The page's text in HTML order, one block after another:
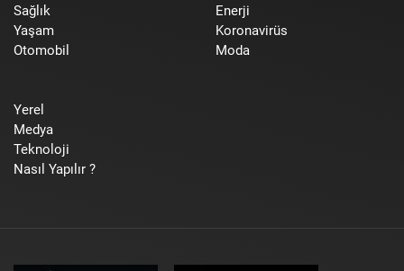
Sağlık
Yaşam
Otomobil
Enerji
Koronavirüs
Moda
Yerel
Medya
Teknoloji
Nasıl Yapılır ?